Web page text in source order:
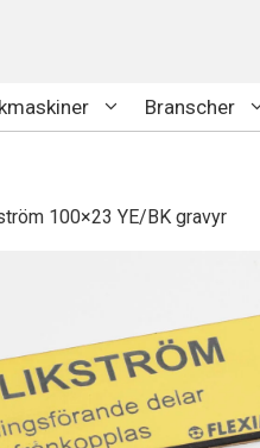
Branscher
100×23 YE/BK gravyr